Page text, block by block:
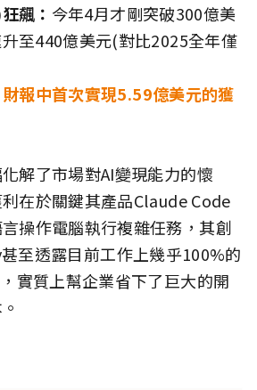
飆： 今年4月才剛突破300億美
至440億美元(對比2025全年僅
財報中首次實現5.59億美元的獲
解了市場對AI變現能力的懷
在於關鍵其產品Claude Code
操作電腦執行複雜任務，其創
至透露目前工作上幾乎100%的
實質上幫企業省下了巨大的開